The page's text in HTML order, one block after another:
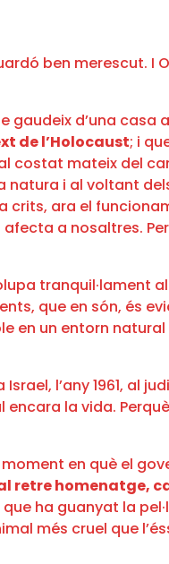
ben merescut. I
gaudeix d’una casa
de l’Holocaust; i
costat mateix del
natura i al voltant
crits, ara el
a nosaltres.
tranquil·lament
que en són, és
en un entorn natural
l’any 1961, al
la vida.
en què el
retre homenatge,
ha guanyat la
més cruel que